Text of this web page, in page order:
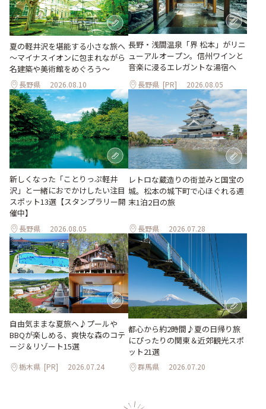
夏の軽井沢を堪能する小さな旅へ
～マイナスイオンに包まれながら
名建築や美術館をめぐろう～
長野県 2026.08.10
長野・浅間温泉「界 松本」がリニ
ューアルオープン。信州ワインと
音楽に浸るエレガントな湯宿へ
長野県 [PR] 2026.08.05
新しくなった「ことりっぷ軽井
沢」と一緒におでかけしたい注目
スポット13選【スタンプラリー開
催中】
長野県 2026.08.05
レトロな蔵造りの街並みと国宝の
城。松本の城下町で心ほぐれる週
末1泊2日の旅
長野県 2026.07.28
自由気ままな夏旅へ♪プールや
BBQが楽しめる、爽快な森のコテ
ージ＆リゾート15選
栃木県 [PR] 2026.07.24
都心から約2時間♪夏の日帰り旅
にぴったりの関東＆近郊観光スポ
ット21選
群馬県 2026.07.20